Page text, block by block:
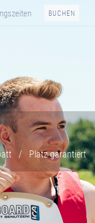
BUCHEN
/ Platz garantiert